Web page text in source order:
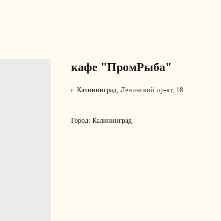
кафе "ПромРыба"
г. Калининград, Ленинский пр-кт, 18
Город: Калининград